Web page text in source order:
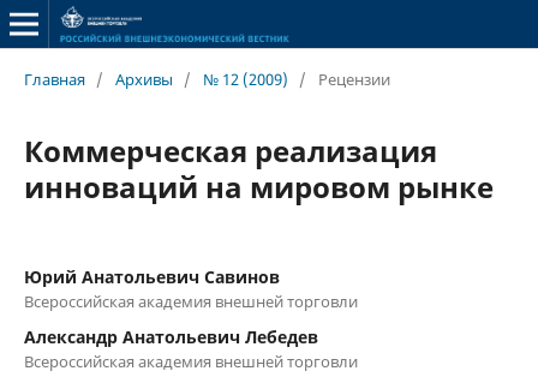
Главная / Архивы / № 12 (2009) / Рецензии
Коммерческая реализация
инноваций на мировом рынке
Юрий Анатольевич Савинов
Всероссийская академия внешней торговли
Александр Анатольевич Лебедев
Всероссийская академия внешней торговли